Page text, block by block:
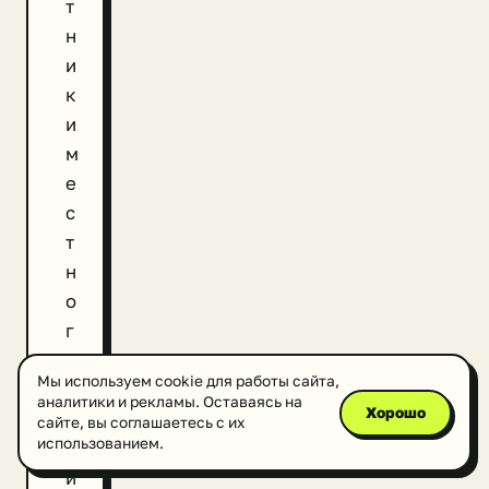
т
н
и
к
и
м
е
с
т
н
о
г
о
н
а
ц
и
Мы используем cookie для работы сайта,
аналитики и рекламы. Оставаясь на
сайте, вы соглашаетесь с их
использованием.
Хорошо